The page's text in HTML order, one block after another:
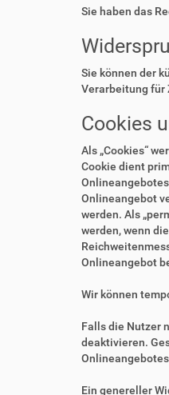
Sie haben das
Sie können der
Verarbeitung für
Cookies
Als „Cookies“
Cookie dient
Onlineangebot
werden. Als
werden, wenn
Onlineangebot
Wir können
Falls die Nutzer
deaktivieren.
Ein genereller